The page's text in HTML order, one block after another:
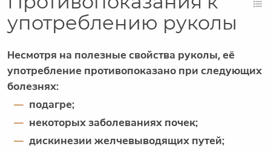
употреблению руколы
Несмотря на полезные свойства руколы, её
употребление противопоказано при следующих
болезнях:
подагре;
некоторых заболеваниях почек;
дискинезии желчевыводящих путей;